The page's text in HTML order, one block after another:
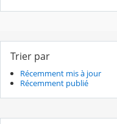
Trier par
Récemment mis à jour
Récemment publié